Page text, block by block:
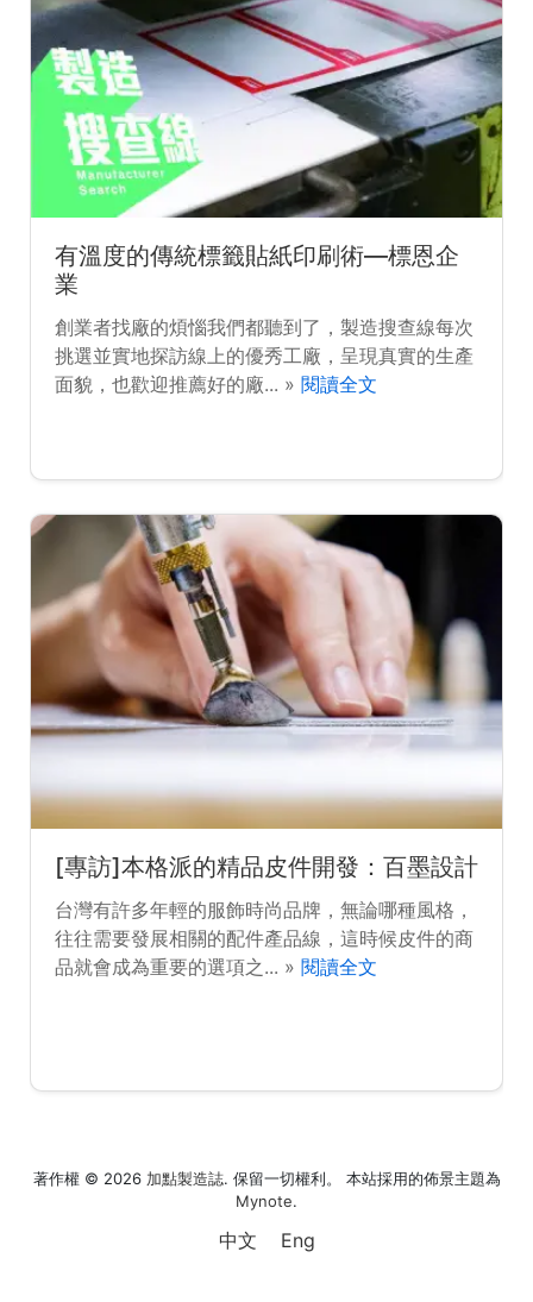
有溫度的傳統標籤貼紙印刷術—標恩企
業
創業者找廠的煩惱我們都聽到了，製造搜查線每次
挑選並實地探訪線上的優秀工廠，呈現真實的生產
面貌，也歡迎推薦好的廠... » 閱讀全文
[專訪]本格派的精品皮件開發：百墨設計
台灣有許多年輕的服飾時尚品牌，無論哪種風格，
往往需要發展相關的配件產品線，這時候皮件的商
品就會成為重要的選項之... » 閱讀全文
著作權 © 2026 加點製造誌. 保留一切權利。 本站採用的佈景主題為
Mynote.
中文 Eng